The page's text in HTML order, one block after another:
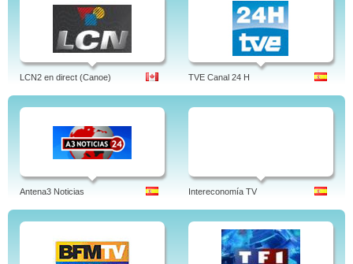
LCN2 en direct (Canoe) TVE Canal 24 H
Antena3 Noticias Intereconomía TV